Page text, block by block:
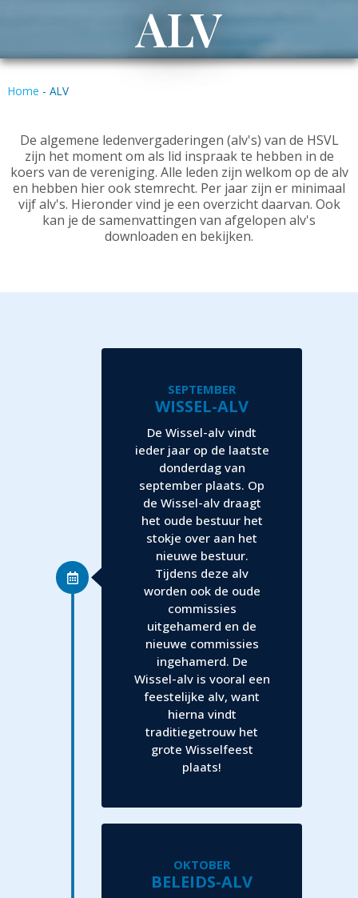
ALV
Home - ALV
De algemene ledenvergaderingen (alv's) van de HSVL
zijn het moment om als lid inspraak te hebben in de
koers van de vereniging. Alle leden zijn welkom op de alv
en hebben hier ook stemrecht. Per jaar zijn er minimaal
vijf alv's. Hieronder vind je een overzicht daarvan. Ook
kan je de samenvattingen van afgelopen alv's
downloaden en bekijken.
SEPTEMBER
WISSEL-ALV
De Wissel-alv vindt
ieder jaar op de laatste
donderdag van
september plaats. Op
de Wissel-alv draagt
het oude bestuur het
stokje over aan het
nieuwe bestuur.
Tijdens deze alv
worden ook de oude
commissies
uitgehamerd en de
nieuwe commissies
ingehamerd. De
Wissel-alv is vooral een
feestelijke alv, want
hierna vindt
traditiegetrouw het
grote Wisselfeest
plaats!
OKTOBER
BELEIDS-ALV